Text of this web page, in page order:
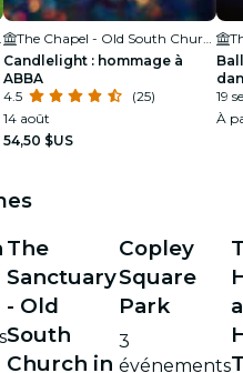
Candlelight : hommage à
ABBA
4.5
(25)
14 août
54,50 $US
19
À
The
Sanctuary
- Old
South
Church in
Copley
Square
Park
3
événements